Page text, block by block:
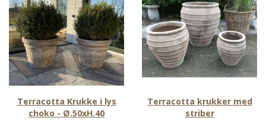
Terracotta Krukke i lys
choko - Ø.50xH.40
Terracotta krukker med
striber